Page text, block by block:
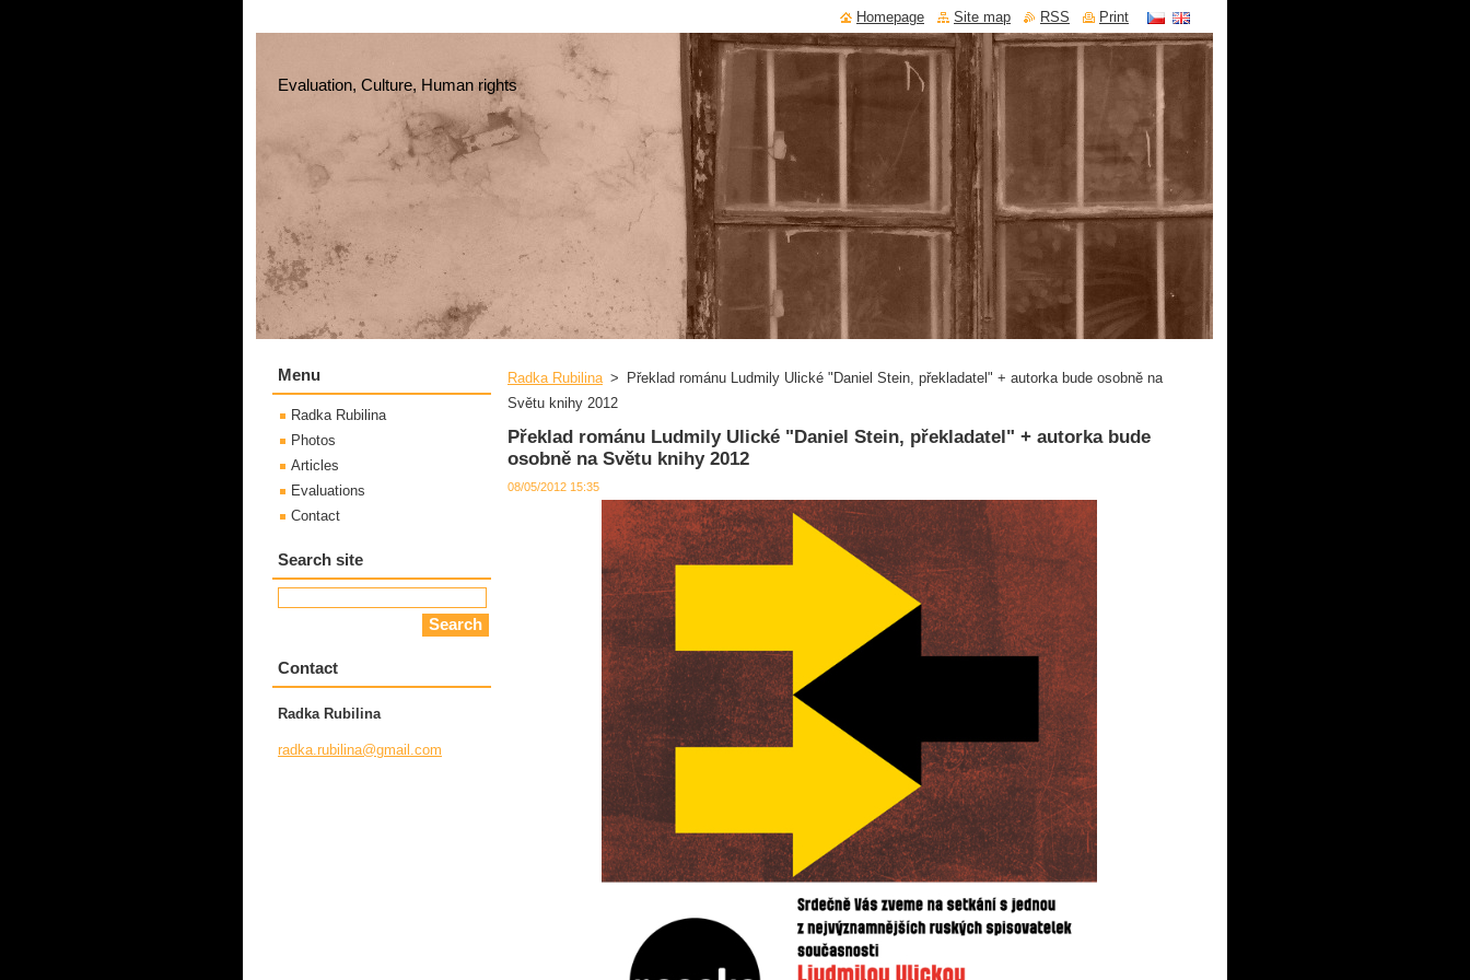
Evaluation, Culture, Human rights
Radka Rubilina >
Překlad románu Ludmily Ulické "Daniel Stein, překladatel" + autorka bude osobně na
Světu knihy 2012
Překlad románu Ludmily Ulické "Daniel Stein, překladatel" + autorka bude
osobně na Světu knihy 2012
08/05/2012 15:35
Menu
Radka Rubilina
Photos
Articles
Evaluations
Contact
Search site
Contact
Radka Rubilina
radka.rubilina@gmail.com
Homepage Site map RSS Print